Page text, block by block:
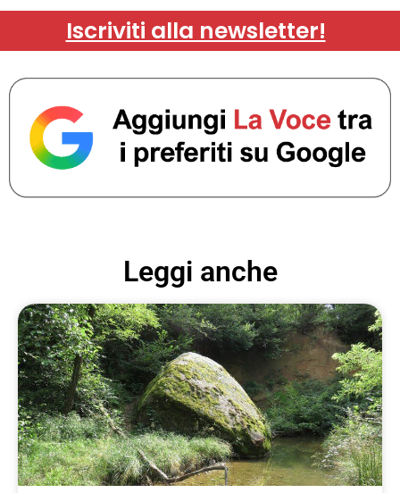
Iscriviti alla newsletter!
Leggi anche